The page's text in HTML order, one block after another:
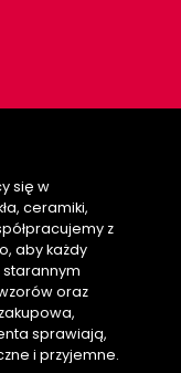
się w
ceramiki,
z
aby każdy
starannym
oraz
sprawiają,
i przyjemne.